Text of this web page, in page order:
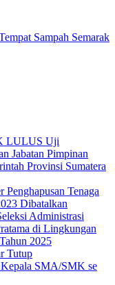
Sampah Semarak
LULUS Uji
Jabatan Pimpinan
Provinsi Sumatera
Tenaga
Dibatalkan
Administrasi
di Lingkungan
2025
Tutup
SMA/SMK se